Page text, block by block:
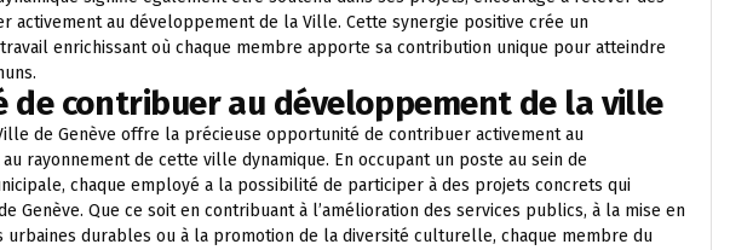
activement au développement de la Ville. Cette synergie positive crée un
enrichissant où chaque membre apporte sa contribution unique pour atteindre
de contribuer au développement de la ville
de Genève offre la précieuse opportunité de contribuer activement au
rayonnement de cette ville dynamique. En occupant un poste au sein de
chaque employé a la possibilité de participer à des projets concrets qui
Genève. Que ce soit en contribuant à l’amélioration des services publics, à la mise en
urbaines durables ou à la promotion de la diversité culturelle, chaque membre du